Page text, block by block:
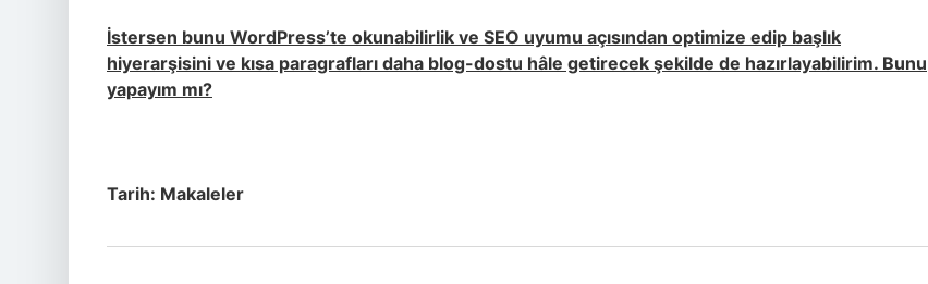
İstersen bunu WordPress’te okunabilirlik ve SEO uyumu açısından optimize edip başlık
hiyerarşisini ve kısa paragrafları daha blog-dostu hâle getirecek şekilde de hazırlayabilirim. Bunu
yapayım mı?
Tarih: Makaleler